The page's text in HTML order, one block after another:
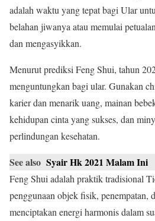
adalah waktu yang tepat bagi Ular
belahan jiwanya atau memulai
dan mengasyikkan.
Menurut prediksi Feng Shui, tahun
menguntungkan bagi ular. Gunakan
karier dan menarik uang, mainan
kehidupan cinta yang sukses, dan
perlindungan kesehatan.
See also Syair Hk 2021 Malam Ini
Feng Shui adalah praktik tradisional
penggunaan objek fisik, penempatan,
menciptakan energi harmonis dalam